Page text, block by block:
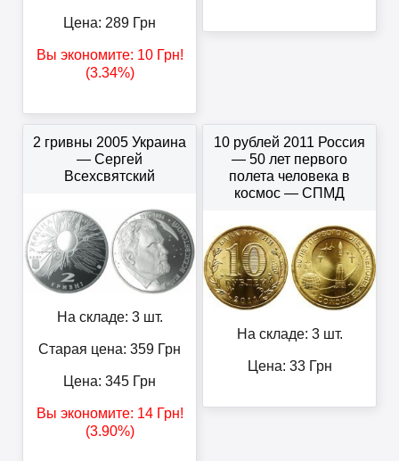
Цена: 289 Грн
Вы экономите: 10Грн!
(3.34%)
2 гривны 2005 Украина
— Сергей
Всехсвятский
На складе: 3 шт.
Старая цена: 359 Грн
Цена: 345 Грн
Вы экономите: 14Грн!
(3.90%)
10 рублей 2011 Россия
— 50 лет первого
полета человека в
космос — СПМД
На складе: 3 шт.
Цена: 33Грн